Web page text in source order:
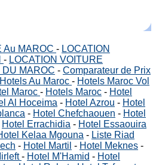
Au MAROC - LOCATION
- LOCATION VOITURE
MAROC - Comparateur de Prix
Au Maroc - Hotels Maroc Vol
Maroc - Hotels Maroc - Hotel
Al Hoceima - Hotel Azrou - Hotel
- Hotel Chefchaouen - Hotel
Hotel Errachidia - Hotel Essaouira
Kelaa Mgouna - Liste Riad
- Hotel Martil - Hotel Meknes -
- Hotel M'Hamid - Hotel